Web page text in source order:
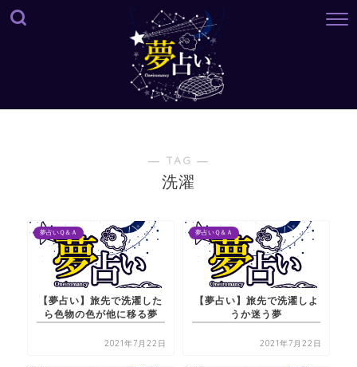
― TAG ―
洗濯
夢占いＱ＆Ａ
【夢占い】旅先で洗濯した
ら色物の色が他に移る夢
2021年7月22日
夢占いＱ＆Ａ
【夢占い】旅先で洗濯しよ
うか迷う夢
2021年7月22日